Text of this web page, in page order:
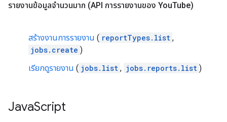
รายงานข้อมูลจำนวนมาก (API การรายงานของ YouTube)
สร้างงานการรายงาน ( reportTypes.list ,
jobs.create )
เรียกดูรายงาน ( jobs.list , jobs.reports.list )
JavaScript